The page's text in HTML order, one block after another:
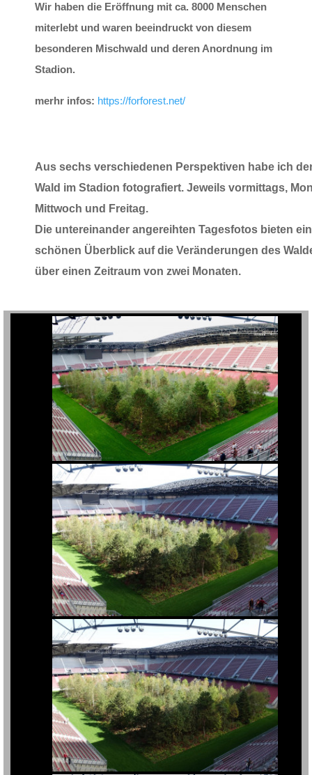
Wir haben die Eröffnung mit ca. 8000 Menschen
miterlebt und waren beeindruckt von diesem
besonderen Mischwald und deren Anordnung im
Stadion.
merhr infos: https://forforest.net/
Aus sechs verschiedenen Perspektiven habe ich
Wald im Stadion fotografiert. Jeweils vormittags,
Mittwoch und Freitag.
Die untereinander angereihten Tagesfotos bieten
schönen Überblick auf die Veränderungen des
über einen Zeitraum von zwei Monaten.